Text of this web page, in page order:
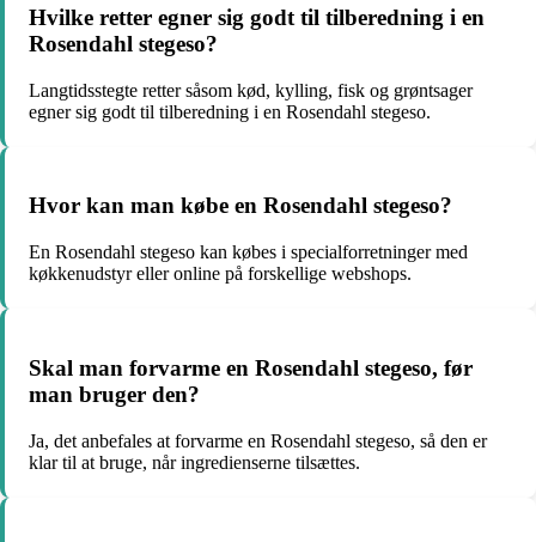
Hvilke retter egner sig godt til tilberedning i en
Rosendahl stegeso?
Langtidsstegte retter såsom kød, kylling, fisk og grøntsager
egner sig godt til tilberedning i en Rosendahl stegeso.
Hvor kan man købe en Rosendahl stegeso?
En Rosendahl stegeso kan købes i specialforretninger med
køkkenudstyr eller online på forskellige webshops.
Skal man forvarme en Rosendahl stegeso, før
man bruger den?
Ja, det anbefales at forvarme en Rosendahl stegeso, så den er
klar til at bruge, når ingredienserne tilsættes.